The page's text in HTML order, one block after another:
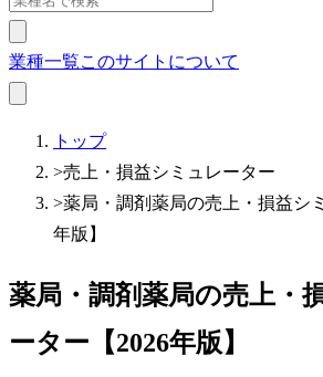
業種一覧このサイトについて
トップ
>売上・損益シミュレーター
>薬局・調剤薬局の売上・損益シ
年版】
薬局・調剤薬局の売上・
ーター【2026年版】